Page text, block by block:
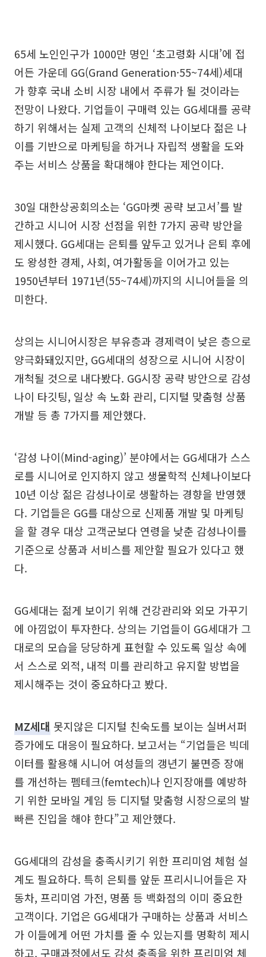
65세 노인인구가 1000만 명인 ‘초고령화 시대’에 접
어든 가운데 GG(Grand Generation·55~74세)세대
가 향후 국내 소비 시장 내에서 주류가 될 것이라는
전망이 나왔다. 기업들이 구매력 있는 GG세대를 공략
하기 위해서는 실제 고객의 신체적 나이보다 젊은 나
이를 기반으로 마케팅을 하거나 자립적 생활을 도와
주는 서비스 상품을 확대해야 한다는 제언이다.
30일 대한상공회의소는 ‘GG마켓 공략 보고서’를 발
간하고 시니어 시장 선점을 위한 7가지 공략 방안을
제시했다. GG세대는 은퇴를 앞두고 있거나 은퇴 후에
도 왕성한 경제, 사회, 여가활동을 이어가고 있는
1950년부터 1971년(55~74세)까지의 시니어들을 의
미한다.
상의는 시니어시장은 부유층과 경제력이 낮은 층으로
양극화돼있지만, GG세대의 성장으로 시니어 시장이
개척될 것으로 내다봤다. GG시장 공략 방안으로 감성
나이 타깃팅, 일상 속 노화 관리, 디지털 맞춤형 상품
개발 등 총 7가지를 제안했다.
‘감성 나이(Mind-aging)’ 분야에서는 GG세대가 스스
로를 시니어로 인지하지 않고 생물학적 신체나이보다
10년 이상 젊은 감성나이로 생활하는 경향을 반영했
다. 기업들은 GG를 대상으로 신제품 개발 및 마케팅
을 할 경우 대상 고객군보다 연령을 낮춘 감성나이를
기준으로 상품과 서비스를 제안할 필요가 있다고 했
다.
GG세대는 젊게 보이기 위해 건강관리와 외모 가꾸기
에 아낌없이 투자한다. 상의는 기업들이 GG세대가 그
대로의 모습을 당당하게 표현할 수 있도록 일상 속에
서 스스로 외적, 내적 미를 관리하고 유지할 방법을
제시해주는 것이 중요하다고 봤다.
MZ세대 못지않은 디지털 친숙도를 보이는 실버서퍼
증가에도 대응이 필요하다. 보고서는 “기업들은 빅데
이터를 활용해 시니어 여성들의 갱년기 불면증 장애
를 개선하는 펨테크(femtech)나 인지장애를 예방하
기 위한 모바일 게임 등 디지털 맞춤형 시장으로의 발
빠른 진입을 해야 한다”고 제안했다.
GG세대의 감성을 충족시키기 위한 프리미엄 체험 설
계도 필요하다. 특히 은퇴를 앞둔 프리시니어들은 자
동차, 프리미엄 가전, 명품 등 백화점의 이미 중요한
고객이다. 기업은 GG세대가 구매하는 상품과 서비스
가 이들에게 어떤 가치를 줄 수 있는지를 명확히 제시
하고, 구매과정에서도 감성 충족을 위한 프리미엄 체